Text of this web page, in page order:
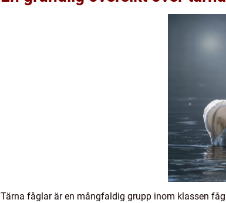
Tärna fåglar är en mångfaldig grupp inom klassen